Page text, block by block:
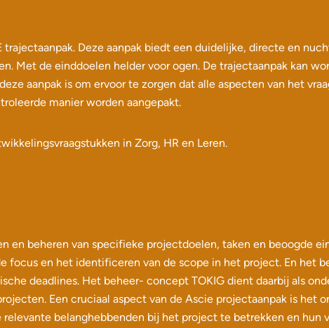
Deze aanpak biedt een duidelijke, directe en
Met de einddoelen helder voor ogen. De trajectaanpak kan
aanpak is om ervoor te zorgen dat alle aspecten van het
manier worden aangepakt.
in Zorg, HR en Leren.
en beheren van specifieke projectdoelen, taken en beoogde
focus en het identificeren van de scope in het project. En het
deadlines. Het beheer- concept TOKIG dient daarbij als
Een cruciaal aspect van de Ascie projectaanpak is het
belanghebbenden bij het project te betrekken en hun